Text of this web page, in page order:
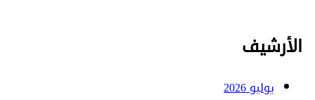
الأرشيف
يوليو 2026